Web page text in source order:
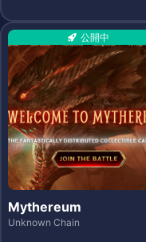
公開中
Mythereum
Unknown Chain